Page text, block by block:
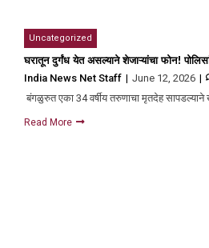
Uncategorized
घरातून दुर्गंध येत असल्याने शेजाऱ्यांचा फोन!
India News Net Staff June 12, 2026
बंगळुरुत एका 34 वर्षीय तरुणाचा मृतदेह
Read More